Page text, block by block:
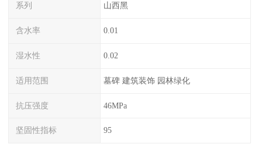
系列 山西黑
含水率 0.01
湿水性 0.02
适用范围 墓碑 建筑装饰 园林绿化
抗压强度 46MPa
坚固性指标 95